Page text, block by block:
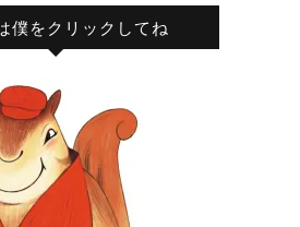
僕をクリックしてね